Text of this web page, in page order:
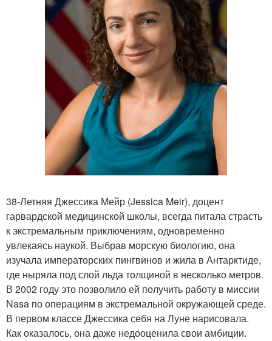
38-Летняя Джессика Мейр (Jessica Meir), доцент
гарвардской медицинской школы, всегда питала страсть
к экстремальным приключениям, одновременно
увлекаясь наукой. Выбрав морскую биологию, она
изучала императорских пингвинов и жила в Антарктиде,
где ныряла под слой льда толщиной в несколько метров.
В 2002 году это позволило ей получить работу в миссии
Nasa по операциям в экстремальной окружающей среде.
В первом классе Джессика себя на Луне нарисовала.
Как оказалось, она даже недооценила свои амбиции.